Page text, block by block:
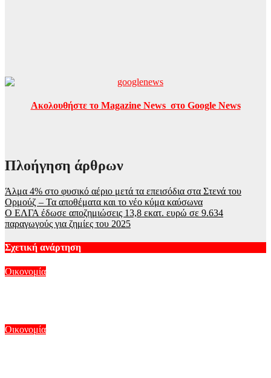
Ακολουθήστε το Magazine News στο Google News
Πλοήγηση άρθρων
Άλμα 4% στο φυσικό αέριο μετά τα επεισόδια στα Στενά του
Ορμούζ – Τα αποθέματα και το νέο κύμα καύσωνα
Ο ΕΛΓΑ έδωσε αποζημιώσεις 13,8 εκατ. ευρώ σε 9.634
παραγωγούς για ζημίες του 2025
Σχετική ανάρτηση
Οικονομία
Οικονομία